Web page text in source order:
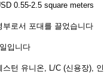
0.55-2.5 square meters
부로서 포대를 끌었습니다
입니다
스턴 유니온, L/C (신용장),